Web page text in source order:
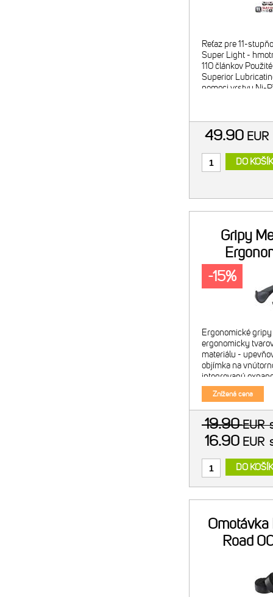
Reťaz pre 11-
Super Light -
110 článkov
Superior
pomoci vrstvy Ni-
49.90 EUR
DO
Gripy
Ergonomické
ergonomicky
materiálu -
objímka na
integrovaný
konci gripu
riadítkach a
Znížená cena
-15%
19.90EUR
16.90 EUR
DO
Omotávka
Road